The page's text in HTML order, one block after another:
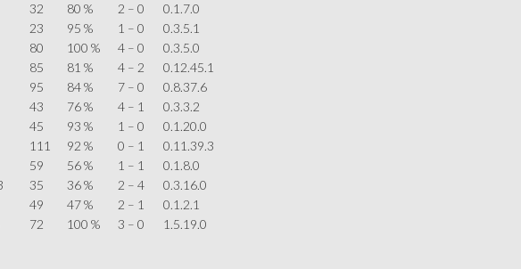
32 80 % 2 – 0
0.1.7.0
23 95 % 1 – 0
0.3.5.1
80 100 % 4 – 0
0.3.5.0
85 81 % 4 – 2
0.12.45.1
95 84 % 7 – 0
0.8.37.6
43 76 % 4 – 1
0.3.3.2
45 93 % 1 – 0
0.1.20.0
111 92 % 0 – 1
0.11.39.3
59 56 % 1 – 1
0.1.8.0
35 36 % 2 – 4
0.3.16.0
49 47 % 2 – 1
0.1.2.1
72 100 % 3 – 0 1.5.19.0